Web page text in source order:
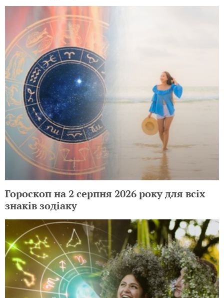
Гороскоп на 2 серпня 2026 року для всіх
знаків зодіаку